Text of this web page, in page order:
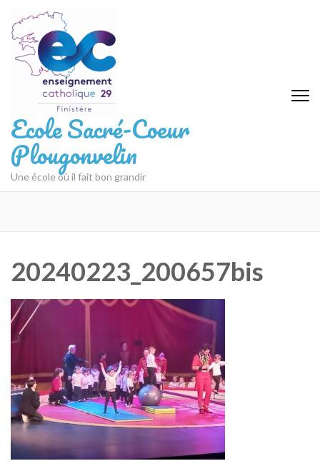
au
contenu
(Pressez
Entrée)
Ecole Sacré-Coeur
Plougonvelin
Une école où il fait bon grandir
20240223_200657bis